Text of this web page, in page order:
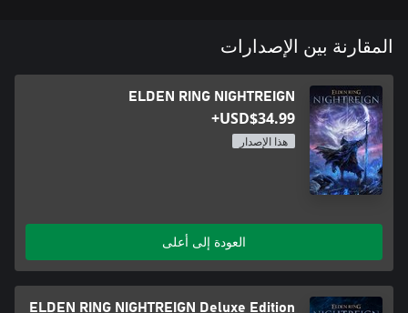
المقارنة بين الإصدارات
ELDEN RING NIGHTREIGN
USD$34.99+
هذا الإصدار
العودة إلى أعلى
ELDEN RING NIGHTREIGN Deluxe Edition